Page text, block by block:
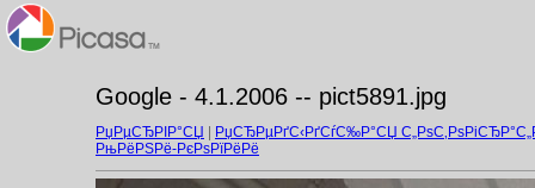
Google - 4.1.2006 -- pict5891.jpg
РџРµСЂРІР°СЏ
РџСЂРµРґС‹РґСѓС‰Р°СЏ
РњРёРЅРё-РєРѕРїРёРё